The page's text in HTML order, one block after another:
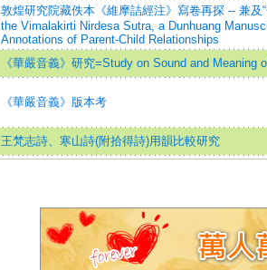
敦煌研究院藏佚本《維摩詰經注》寫卷再探 -- 兼
the Vimalakirti Nirdesa Sutra, a Dunhuang
Annotations of Parent-Child Relationships
《華嚴音義》研究=Study on Sound and Meaning
《華嚴音義》版本考
王梵志詩、寒山詩(附拾得詩)用韻比較研究